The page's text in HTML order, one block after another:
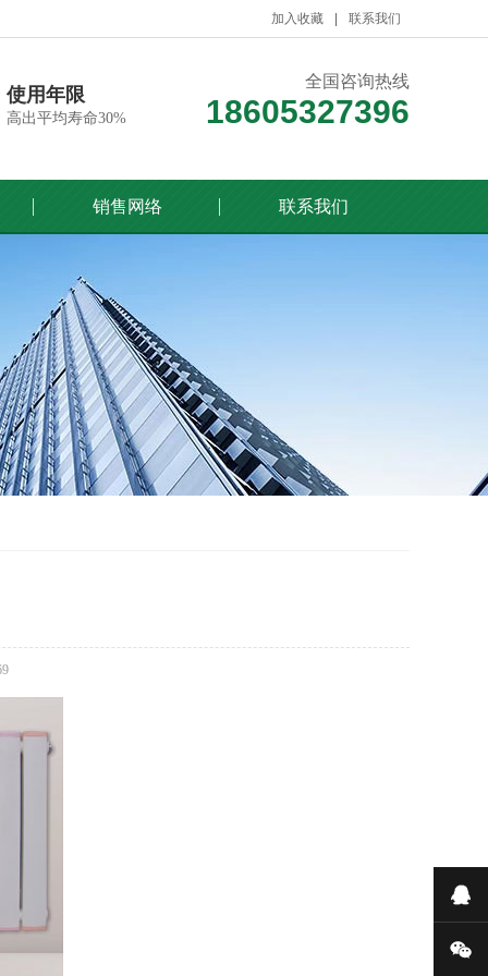
加入收藏 联系我们
使用年限
高出平均寿命30%
全国咨询热线
18605327396
销售网络 联系我们
在
微